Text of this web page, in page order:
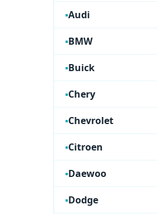
Audi
BMW
Buick
Chery
Chevrolet
Citroen
Daewoo
Dodge